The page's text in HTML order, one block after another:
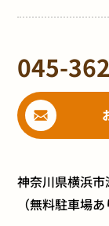
045-
神奈川県横浜
（無料駐車場あ